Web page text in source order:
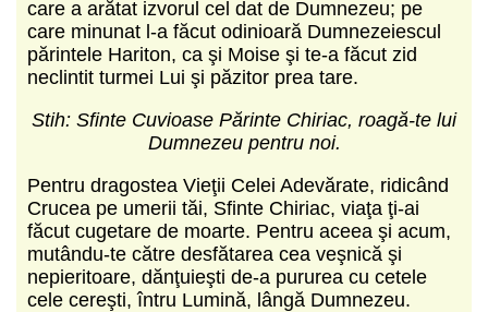
care a arătat izvorul cel dat de Dumnezeu; pe
care minunat l-a făcut odinioară Dumnezeiescul
părintele Hariton, ca şi Moise şi te-a făcut zid
neclintit turmei Lui şi păzitor prea tare.
Stih: Sfinte Cuvioase Părinte Chiriac, roagă-te lui
Dumnezeu pentru noi.
Pentru dragostea Vieţii Celei Adevărate, ridicând
Crucea pe umerii tăi, Sfinte Chiriac, viaţa ţi-ai
făcut cugetare de moarte. Pentru aceea şi acum,
mutându-te către desfătarea cea veşnică şi
nepieritoare, dănţuieşti de-a pururea cu cetele
cele cereşti, întru Lumină, lângă Dumnezeu.